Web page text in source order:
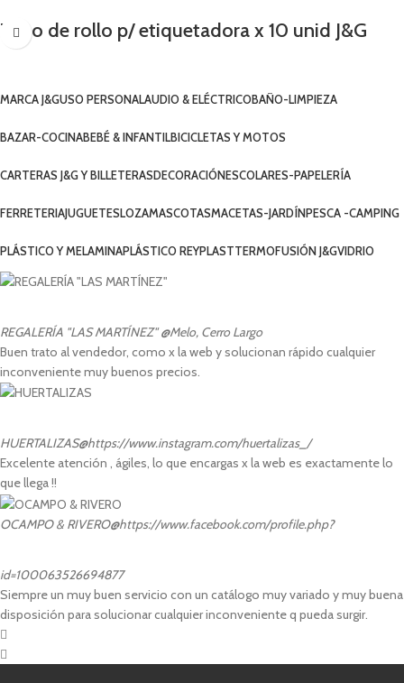
MARCA J&GUSO PERSONALAUDIO & ELÉCTRICOBAÑO-LIMPIEZA
BAZAR-COCINABEBÉ & INFANTILBICICLETAS Y MOTOS
CARTERAS J&G Y BILLETERASDECORACIÓNESCOLARES-PAPELERÍA
FERRETERIAJUGUETESLOZAMASCOTASMACETAS-JARDÍNPESCA -CAMPING
PLÁSTICO Y MELAMINAPLÁSTICO REYPLASTTERMOFUSIÓN J&GVIDRIO
Tubo de rollo p/ etiquetadora x 10 unid J&G
REGALERÍA "LAS MARTÍNEZ"@Melo, Cerro Largo
Buen trato al vendedor, como x la web y solucionan rápido cualquier
inconveniente muy buenos precios.
HUERTALIZAS@https://www.instagram.com/huertalizas_/
Excelente atención , ágiles, lo que encargas x la web es exactamente lo
que llega !!
OCAMPO & RIVERO@https://www.facebook.com/profile.php?
id=100063526694877
Siempre un muy buen servicio con un catálogo muy variado y muy buena
disposición para solucionar cualquier inconveniente q pueda surgir.